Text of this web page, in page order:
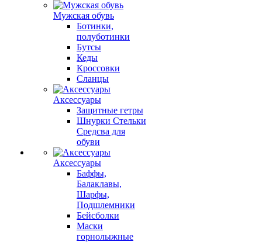
Мужская обувь
Ботинки,
полуботинки
Бутсы
Кеды
Кроссовки
Сланцы
Аксессуары
Защитные гетры
Шнурки Стельки
Средсва для
обуви
Аксессуары
Баффы,
Балаклавы,
Шарфы,
Подшлемники
Бейсболки
Маски
горнолыжные